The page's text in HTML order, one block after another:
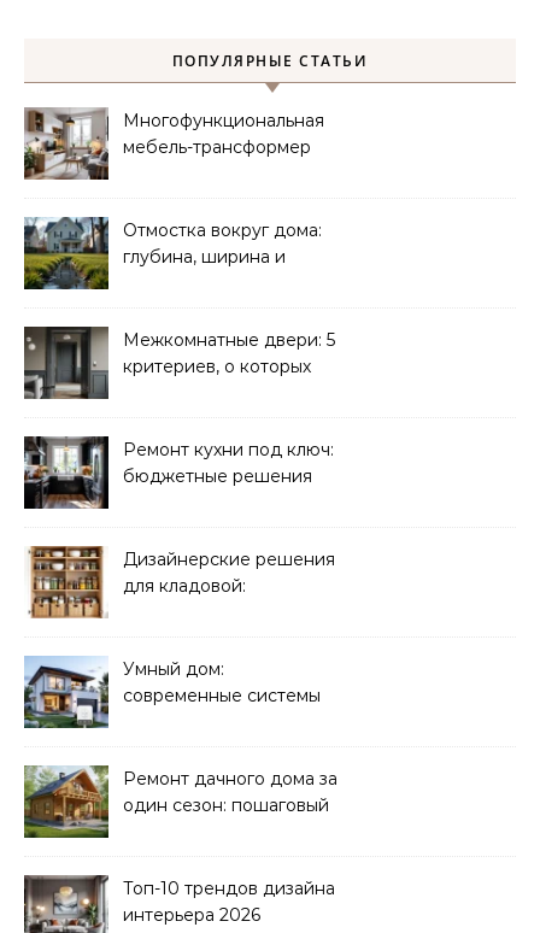
ПОПУЛЯРНЫЕ СТАТЬИ
Многофункциональная
мебель-трансформер
Отмостка вокруг дома:
глубина, ширина и
Межкомнатные двери: 5
критериев, о которых
Ремонт кухни под ключ:
бюджетные решения
Дизайнерские решения
для кладовой:
Умный дом:
современные системы
Ремонт дачного дома за
один сезон: пошаговый
Топ-10 трендов дизайна
интерьера 2026